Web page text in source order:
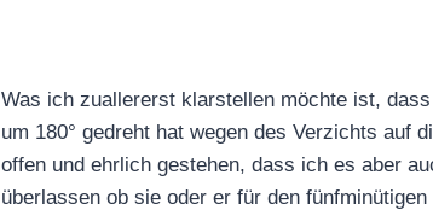
Was ich zuallererst klarstellen möchte ist,
um 180° gedreht hat wegen des Verzichts auf
offen und ehrlich gestehen, dass ich es aber
überlassen ob sie oder er für den